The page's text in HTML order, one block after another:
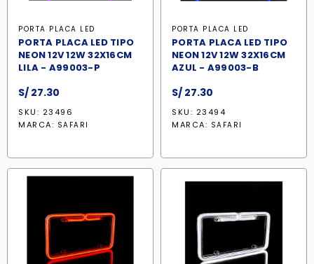
PORTA PLACA LED
PORTA PLACA LED TIPO
NEON 12V 12W 32X16CM
LILA - A99003-P
S/ 27.30
SKU: 23496
MARCA: SAFARI
PORTA PLACA LED
PORTA PLACA LED TIPO
NEON 12V 12W 32X16CM
AZUL - A99003-B
S/ 27.30
SKU: 23494
MARCA: SAFARI